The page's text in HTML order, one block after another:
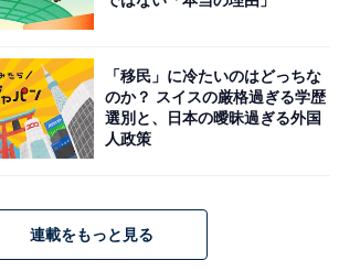
「移民」に冷たいのはどっちな
のか？ スイスの厳格過ぎる学歴
選別と、日本の曖昧過ぎる外国
人政策
連載をもっと見る